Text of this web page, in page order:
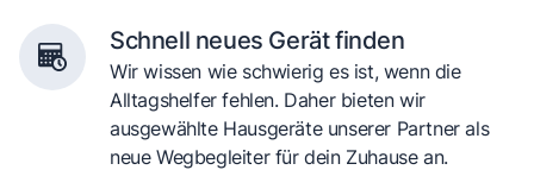
Schnell neues Gerät finden
Wir wissen wie schwierig es ist, wenn die
Alltagshelfer fehlen. Daher bieten wir
ausgewählte Hausgeräte unserer Partner als
neue Wegbegleiter für dein Zuhause an.